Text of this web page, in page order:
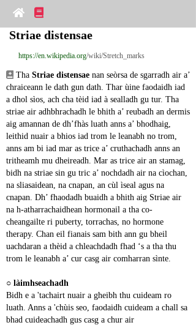
Striae distensae
https://en.wikipedia.org/wiki/Stretch_marks
Tha Striae distensae nan seòrsa de sgarradh air a’
chraiceann le dath gun dath. Thar ùine faodaidh iad
a dhol sìos, ach cha tèid iad à sealladh gu tur. Tha
striae air adhbhrachadh le bhith a’ reubadh an dermis
aig amannan de dh’fhàs luath anns a’ bhodhaig,
leithid nuair a bhios iad trom le leanabh no trom,
anns am bi iad mar as trice a’ cruthachadh anns an
tritheamh mu dheireadh. Mar as trice air an stamag,
bidh na striae sin gu tric a’ nochdadh air na cìochan,
na sliasaidean, na cnapan, an cùl ìseal agus na
cnapan. Dh’ fhaodadh buaidh a bhith aig Striae air
na h-atharrachaidhean hormonail a tha co-
cheangailte ri puberty, torrachas, no hormone
therapy. Chan eil fianais sam bith ann gu bheil
uachdaran a thèid a chleachdadh fhad ‘s a tha thu
trom le leanabh a’ cur casg air comharran sìnte.
○ làimhseachadh
Bidh e a 'tachairt nuair a gheibh thu cuideam ro
luath. Anns a 'chùis seo, faodaidh cuideam a chall sa
bhad cuideachadh gus casg a chur air